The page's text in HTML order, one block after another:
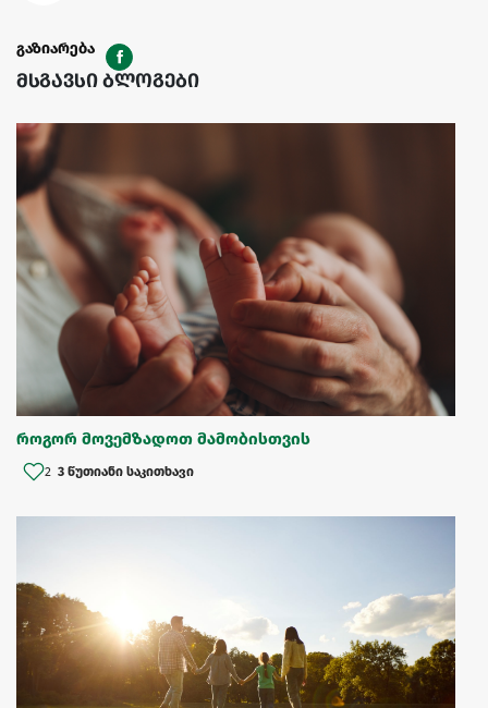
გაზიარება
მსგავსი ბლოგები
როგორ მოვემზადოთ მამობისთვის
2 3 წუთიანი საკითხავი